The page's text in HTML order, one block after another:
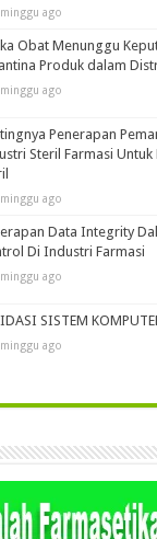
ago
Obat Menunggu
Produk dalam
ago
Penerapan
Steril Farmasi
ago
Data Integrity
Di Industri Farmasi
ago
SISTEM
ago